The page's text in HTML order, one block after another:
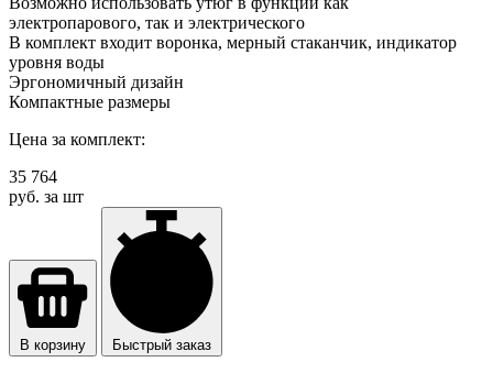
электропарового, так и электрического
В комплект входит воронка, мерный стаканчик, индикатор
уровня воды
Эргономичный дизайн
Компактные размеры
Цена за комплект:
35 764
руб. за шт
В корзину Быстрый заказ